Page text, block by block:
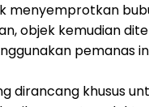
menyemprotkan
objek kemudian
pemanas
dirancang khusus